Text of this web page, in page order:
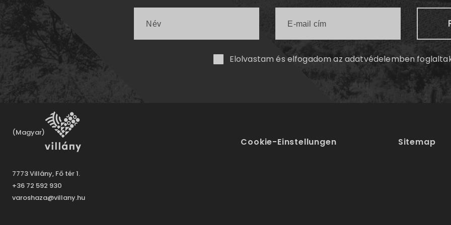
Elolvastam és elfogadom azadatvédelemben
(Magyar)
7773 Villány, Fő tér 1.
+36 72 592 930
varoshaza@villany.hu
Cookie-Einstellungen Sitemap